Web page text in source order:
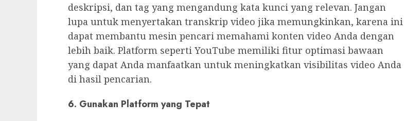
deskripsi, dan tag yang mengandung kata kunci yang relevan. Jangan
lupa untuk menyertakan transkrip video jika memungkinkan, karena ini
dapat membantu mesin pencari memahami konten video Anda dengan
lebih baik. Platform seperti YouTube memiliki fitur optimasi bawaan
yang dapat Anda manfaatkan untuk meningkatkan visibilitas video Anda
di hasil pencarian.
6. Gunakan Platform yang Tepat